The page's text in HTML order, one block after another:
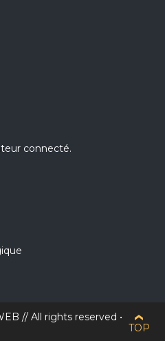
connecté.
// All rights reserved •
TOP